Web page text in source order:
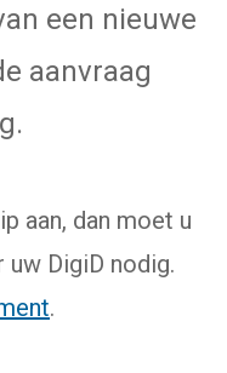
externe website)
een nieuwe
aanvraag
aan, dan moet u
DigiD nodig.
.